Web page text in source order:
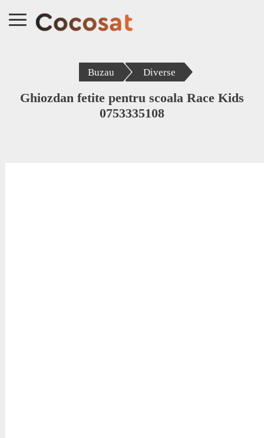
Buzau Diverse
Ghiozdan fetite pentru scoala Race Kids
0753335108